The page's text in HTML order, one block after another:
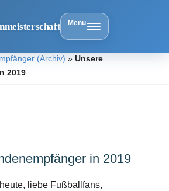
Menü
(Archiv) » Unsere
2019
in 2019
liebe Fußballfans,